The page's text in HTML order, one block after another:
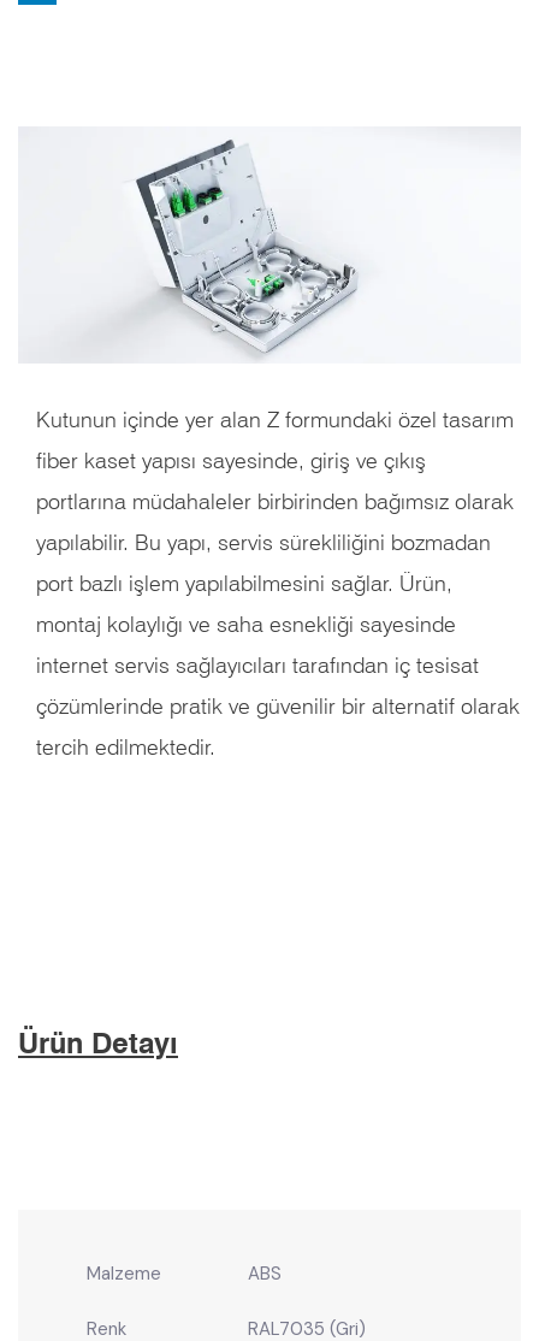
Kutunun içinde yer alan Z formundaki özel tasarım
fiber kaset yapısı sayesinde, giriş ve çıkış
portlarına müdahaleler birbirinden bağımsız olarak
yapılabilir. Bu yapı, servis sürekliliğini bozmadan
port bazlı işlem yapılabilmesini sağlar. Ürün,
montaj kolaylığı ve saha esnekliği sayesinde
internet servis sağlayıcıları tarafından iç tesisat
çözümlerinde pratik ve güvenilir bir alternatif olarak
tercih edilmektedir.
Ürün Detayı
Malzeme ABS
Renk RAL7035 (Gri)